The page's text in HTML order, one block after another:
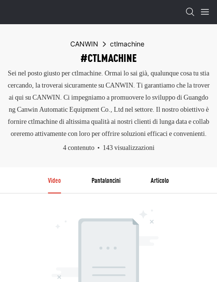
CANWIN ctlmachine
#CTLMACHINE
Sei nel posto giusto per ctlmachine. Ormai lo sai già, qualunque cosa tu stia
cercando, la troverai sicuramente su CANWIN. Ti garantiamo che la trover
ai qui su CANWIN. Ci impegniamo a promuovere lo sviluppo di Guangdo
ng Canwin Automatic Equipment Co., Ltd nel settore. Il nostro obiettivo è
fornire ctlmachine di altissima qualità ai nostri clienti di lunga data e collab
oreremo attivamente con loro per offrire soluzioni efficaci e convenienti.
4 contenuto
143 visualizzazioni
Video Pantaloncini Articolo